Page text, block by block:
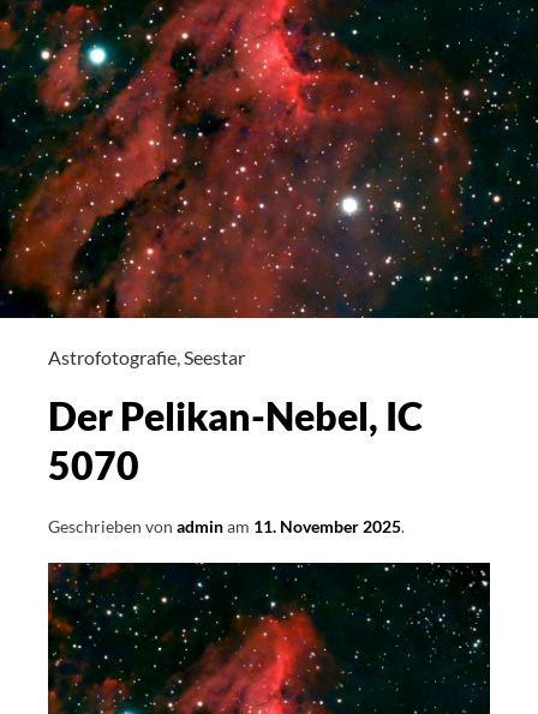
Astrofotografie,Seestar
Der Pelikan-Nebel, IC
5070
Geschrieben von adminam 11. November 2025.